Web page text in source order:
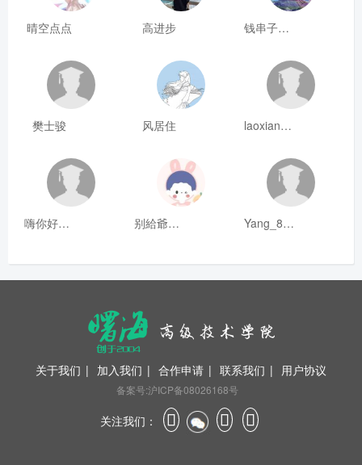
晴空点点 高进步 钱串子123
樊士骏 风居住 laoxianrou
嗨你好8mm 别給爺装纯 Yang_811
关于我们 | 加入我们 | 合作申请 | 联系我们 | 用户协议
备案号:沪ICP备08026168号
关注我们：